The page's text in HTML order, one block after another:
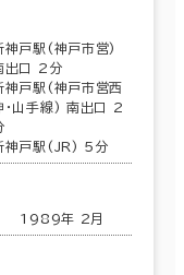
神戸駅(神戸市営)
出口 2分
神戸駅(神戸市営西
・山手線) 南出口 2
神戸駅(JR) 5分
1989年 2月